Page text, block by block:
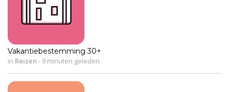
Vakantiebestemming 30+
in Reizen - 9 minuten geleden